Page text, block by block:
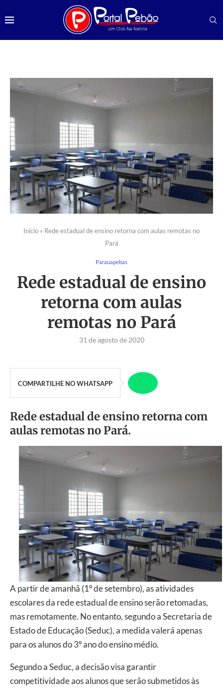
Início » Rede estadual de ensino retorna com aulas remotas no
Pará
Parauapebas
Rede estadual de ensino
retorna com aulas
remotas no Pará
31 de agosto de 2020
COMPARTILHE NO WHATSAPP
Rede estadual de ensino retorna com
aulas remotas no Pará.
A partir de amanhã (1º de setembro), as atividades
escolares da rede estadual de ensino serão retomadas,
mas remotamente. No entanto, segundo a Secretaria de
Estado de Educação (Seduc), a medida valerá apenas
para os alunos do 3º ano do ensino médio.
Segundo a Seduc, a decisão visa garantir
competitividade aos alunos que serão submetidos às